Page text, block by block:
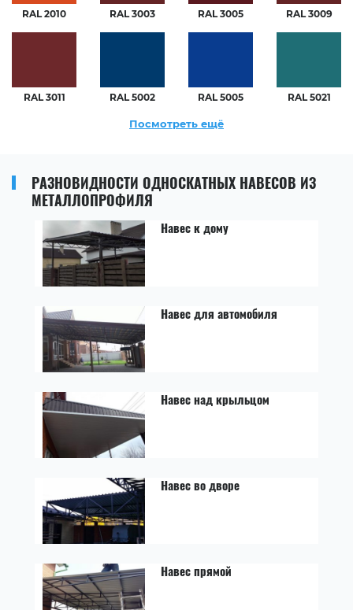
RAL 2010 RAL 3003 RAL 3005 RAL 3009
RAL 3011 RAL 5002 RAL 5005 RAL 5021
Посмотреть ещё
РАЗНОВИДНОСТИ ОДНОСКАТНЫХ НАВЕСОВ ИЗ
МЕТАЛЛОПРОФИЛЯ
Навес к дому
Навес для автомобиля
Навес над крыльцом
Навес во дворе
Навес прямой